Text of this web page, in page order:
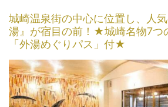
城崎温泉街の中心に位置し、人
湯』が宿目の前！★城崎名物7つ
「外湯めぐりパス」付★